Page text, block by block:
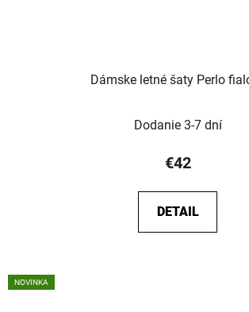
Dámske letné šaty Perlo
Dodanie 3-7 dní
€42
DETAIL
NOVINKA